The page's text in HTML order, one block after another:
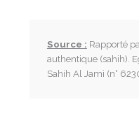
Source : Rapporté
authentique (sahih).
Sahih Al Jami (n°